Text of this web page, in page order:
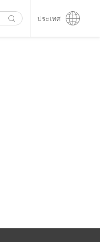
ประเทศ